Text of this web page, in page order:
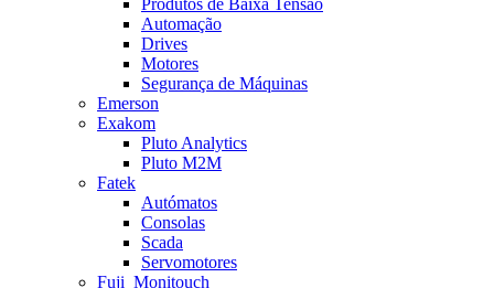
Produtos de Baixa Tensão
Automação
Drives
Motores
Segurança de Máquinas
Emerson
Exakom
Pluto Analytics
Pluto M2M
Fatek
Autómatos
Consolas
Scada
Servomotores
Fuji_Monitouch